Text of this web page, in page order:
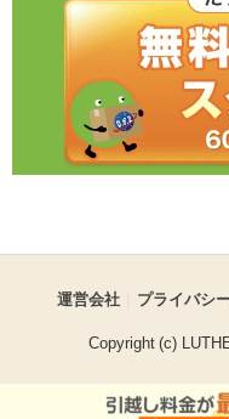
運営会社 プライバシ
Copyright (c)